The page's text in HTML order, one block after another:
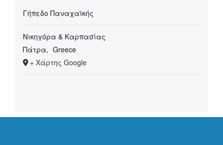
Γήπεδο Παναχαϊκής
Νικηγόρα & Καρπασίας
Πάτρα, Greece
+ Χάρτης Google